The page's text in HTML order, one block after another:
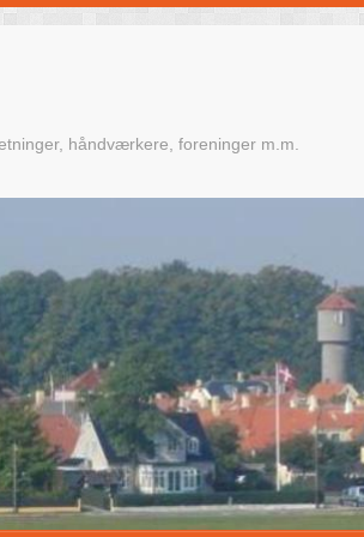
håndværkere, foreninger m.m.